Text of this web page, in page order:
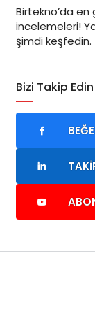
Birtekno’da
incelemeleri!
şimdi keşfedin.
Bizi Takip Edin